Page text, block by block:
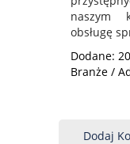
naszym
obsługę
Dodane:
Branże /
Dodaj